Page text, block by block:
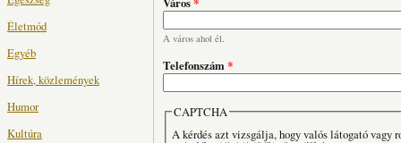
Életmód
Egyéb
Hírek, közlemények
Humor
Kultúra
A város ahol él.
Telefonszám*
CAPTCHA
A kérdés azt vizsgálja, hogy valós látogató vagy